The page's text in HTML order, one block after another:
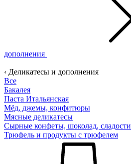
дополнения
‹ Деликатесы и дополнения
Все
Бакалея
Паста Итальянская
Мёд, джемы, конфитюры
Мясные деликатесы
Сырные конфеты, шоколад, сладости
Трюфель и продукты с трюфелем